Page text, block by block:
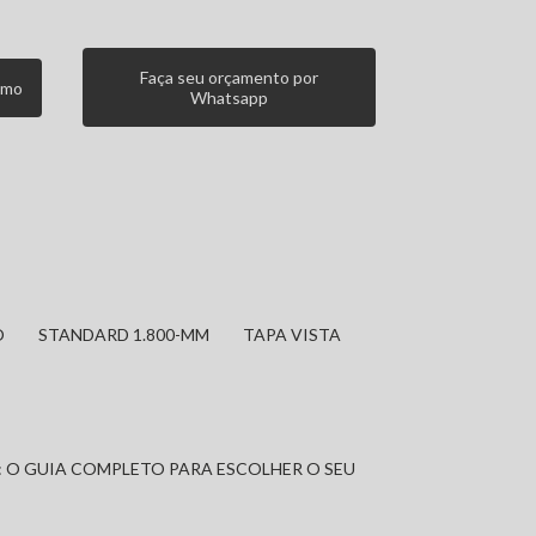
Faça seu orçamento por
Whatsapp
STANDARD 1.800-MM TAPA VISTA
GUIA COMPLETO PARA ESCOLHER O SEU